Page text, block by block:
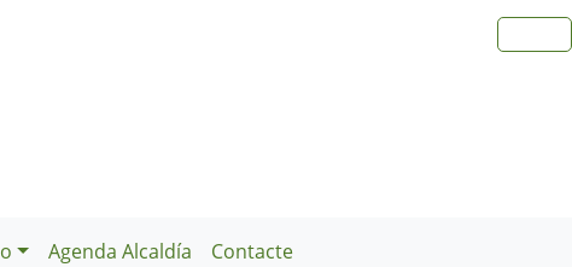
Agenda Alcaldía Contacte